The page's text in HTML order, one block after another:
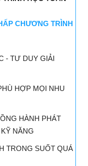
CHƯƠNG TRÌNH
- TƯ DUY GIẢI
HỢP MỌI NHU
HÀNH PHÁT
NĂNG
TRONG SUỐT QUÁ